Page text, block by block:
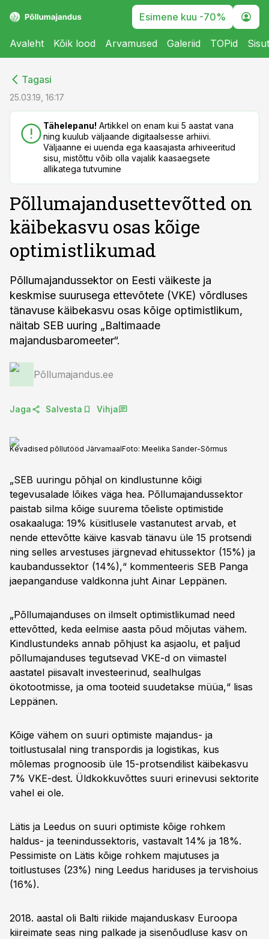
Esimene kuu -70%
Avaleht Kõik lood Arvamused Galeriid TOPid
Tagasi
25.03.19, 16:17
Tähelepanu! Artikkel on enam kui 5 aastat vana
ning kuulub väljaande digitaalsesse arhiivi.
Väljaanne ei uuenda ega kaasajasta arhiveeritud
sisu, mistõttu võib olla vajalik kaasaegsete
allikatega tutvumine
Põllumajandusettevõtted on
käibekasvu osas kõige
optimistlikumad
Põllumajandussektor on Eesti väikeste ja
keskmise suurusega ettevõtete (VKE) võrdluses
tänavuse käibekasvu osas kõige optimistlikum,
näitab SEB uuring „Baltimaade
majandusbaromeeter“.
Põllumajandus.ee
Jaga Salvesta Vihja
Kevadised põllutööd JärvamaalFoto: Meelika Sander-Sõrmus
„SEB uuringu põhjal on kindlustunne kõigi
tegevusalade lõikes väga hea. Põllumajandussektor
paistab silma kõige suurema tõeliste optimistide
osakaaluga: 19% küsitlusele vastanutest arvab, et
nende ettevõtte käive kasvab tänavu üle 15 protsendi
ning selles arvestuses järgnevad ehitussektor (15%) ja
kaubandussektor (14%),“ kommenteeris SEB Panga
jaepanganduse valdkonna juht Ainar Leppänen.
„Põllumajanduses on ilmselt optimistlikumad need
ettevõtted, keda eelmise aasta põud mõjutas vähem.
Kindlustundeks annab põhjust ka asjaolu, et paljud
põllumajanduses tegutsevad VKE-d on viimastel
aastatel piisavalt investeerinud, sealhulgas
ökotootmisse, ja oma tooteid suudetakse müüa,“ lisas
Leppänen.
Kõige vähem on suuri optimiste majandus- ja
toitlustusalal ning transpordis ja logistikas, kus
mõlemas prognoosib üle 15-protsendilist käibekasvu
7% VKE-dest. Üldkokkuvõttes suuri erinevusi sektorite
vahel ei ole.
Lätis ja Leedus on suuri optimiste kõige rohkem
haldus- ja teenindussektoris, vastavalt 14% ja 18%.
Pessimiste on Lätis kõige rohkem majutuses ja
toitlustuses (23%) ning Leedus hariduses ja tervishoius
(16%).
2018. aastal oli Balti riikide majanduskasv Euroopa
kiireimate seas ning palkade ja sisenõudluse kasv on